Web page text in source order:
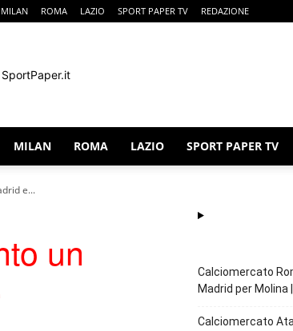
MILAN ROMA LAZIO SPORT PAPER TV REDAZIONE
MILAN ROMA LAZIO SPORT PAPER TV
e...
un
Calciomercato
Madrid per
Calciomercato